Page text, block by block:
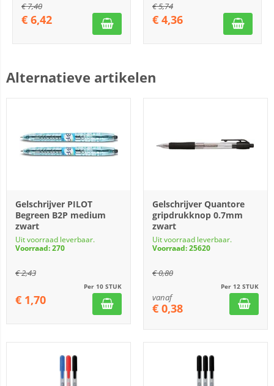
€7,40
€ 6,42
€5,74
€ 4,36
Alternatieve artikelen
Gelschrijver PILOT
Begreen B2P medium
zwart
Uit voorraad leverbaar.
Voorraad: 270
€2,43
Per 10 STUK
€ 1,70
Gelschrijver Quantore
gripdrukknop 0.7mm
zwart
Uit voorraad leverbaar.
Voorraad: 25620
€0,80
Per 12 STUK
vanaf
€ 0,38